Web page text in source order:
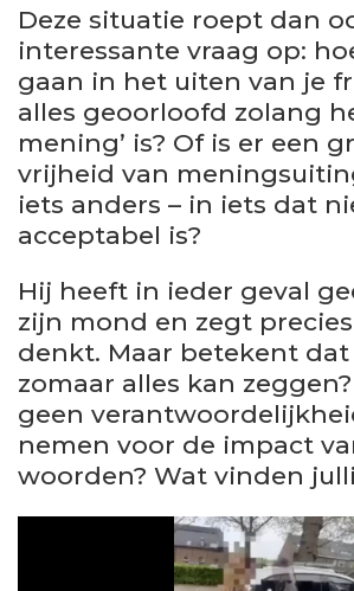
Deze situatie roept dan
interessante vraag op:
gaan in het uiten van je
alles geoorloofd zolang
mening’ is? Of is er een
vrijheid van
iets anders – in iets dat
acceptabel is?
Hij heeft in ieder geval
zijn mond en zegt
denkt. Maar betekent
zomaar alles kan
geen
nemen voor de impact
woorden? Wat vinden